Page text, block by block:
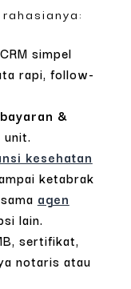
simpel
rapi, follow-
&
kesehatan
ketabrak
agen
lain.
sertifikat,
notaris atau